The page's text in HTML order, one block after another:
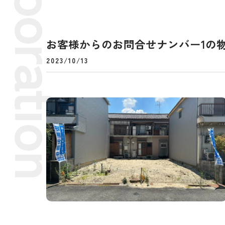
お客様からのお問合せナンバー1の
2023/10/13